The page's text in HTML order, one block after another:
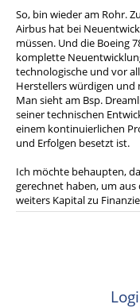
So, bin wieder am Rohr.
Airbus hat bei
müssen. Und die Boeing
komplette
technologische und vor
Herstellers würdigen
Man sieht am Bsp.
seiner technischen
einem kontinuierlichen
und Erfolgen besetzt ist.
Ich möchte behaupten,
gerechnet haben, um
weiters Kapital zu